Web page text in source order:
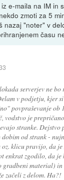
e-maila na IM in
zmoti za 5
nazaj "noter" v
času
serverjev ne bo
v podjetju, kjer
povpraševanje ob
vodstvo je
stranke. Dejstvo
od strank -
oz. klicu pravijo, da
enkrat zgodilo, da
gradbeni material)
začeli z delom. Ha?!